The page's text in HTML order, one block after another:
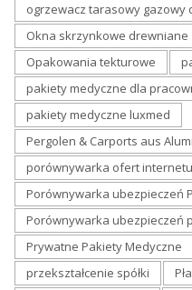
ogrzewacz tarasowy gazowy
Okna skrzynkowe drewniane
Opakowania tekturowe
pakiety medyczne dla
pakiety medyczne luxmed
Pergolen & Carports aus
porównywarka ofert
Porównywarka ubezpieczeń
Porównywarka ubezpieczeń
Prywatne Pakiety Medyczne
przekształcenie spółki